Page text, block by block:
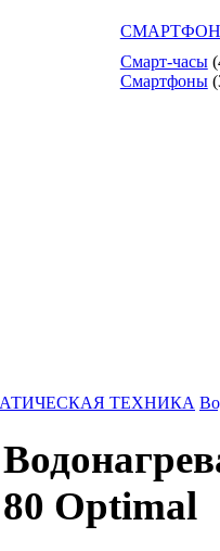
Смарт-часы
Смартфоны
ТЕХНИКА
80 Optimal